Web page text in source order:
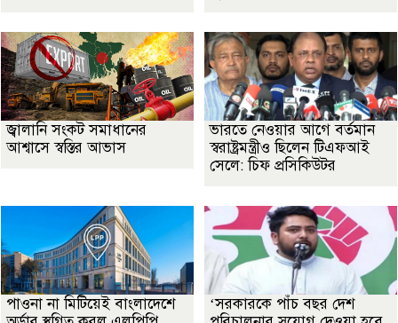
জ্বালানি সংকট সমাধানের
আশ্বাসে স্বস্তির আভাস
ভারতে নেওয়ার আগে বর্তমান
স্বরাষ্ট্রমন্ত্রীও ছিলেন টিএফআই
সেলে: চিফ প্রসিকিউটর
পাওনা না মিটিয়েই বাংলাদেশে
‘সরকারকে পাঁচ বছর দেশ